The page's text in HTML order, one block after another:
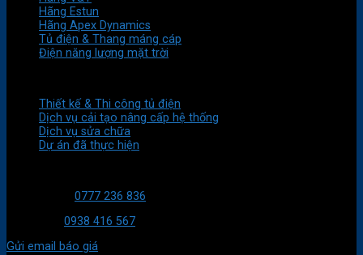
Hãng Estun
Hãng Apex Dynamics
Tủ điện & Thang máng cáp
Điện năng lượng mặt trời
Thiết kế & Thi công tủ điện
Dịch vụ cải tạo nâng cấp hệ thống
Dịch vụ sửa chữa
Dự án đã thực hiện
0777 236 836
0938 416 567
Gửi email báo giá